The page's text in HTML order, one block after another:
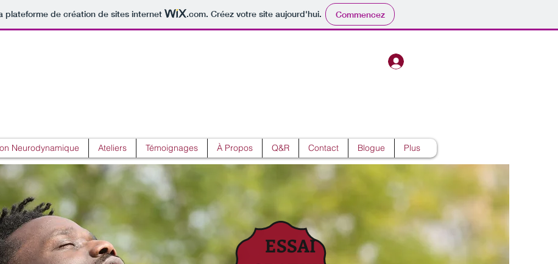
plateforme de création de sites internet .com. Créez votre site aujourd'hui. Commencez
ESSAI
Neurodynamique Ateliers Témoignages À Propos Q&R Contact Blogue Plus